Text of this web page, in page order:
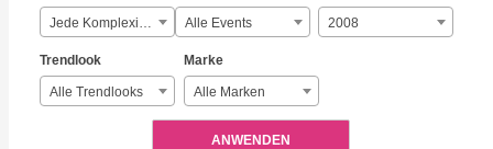
Jede Komplexität Alle Events 2008
Trendlook
Alle Trendlooks
Marke
Alle Marken
ANWENDEN